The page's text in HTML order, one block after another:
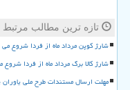
تازه ترین مطالب مرتبط
شارژ کوپن مرداد ماه از فردا شروع
شارژ کالا برگ مرداد ماه از فردا
مهلت ارسال مستندات طرح ملی یاوران پیشرفت2 تا 20